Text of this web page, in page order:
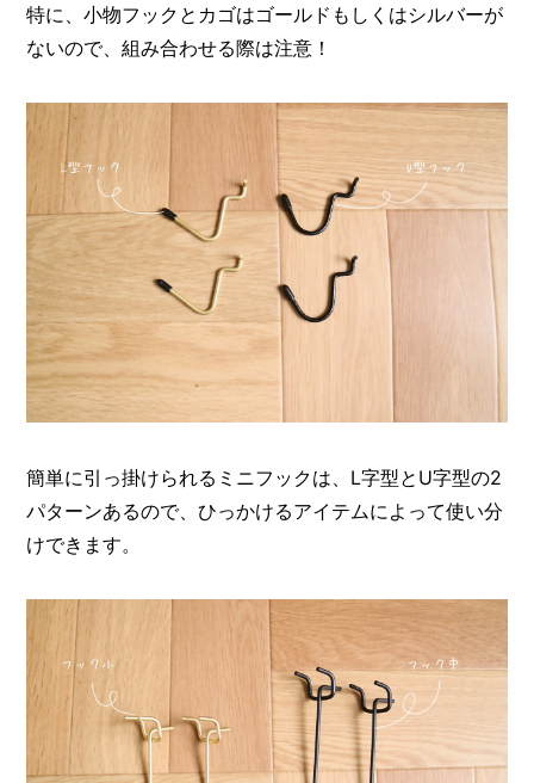
特に、小物フックとカゴはゴールドもしくはシルバーが
ないので、組み合わせる際は注意！
簡単に引っ掛けられるミニフックは、L字型とU字型の2
パターンあるので、ひっかけるアイテムによって使い分
けできます。